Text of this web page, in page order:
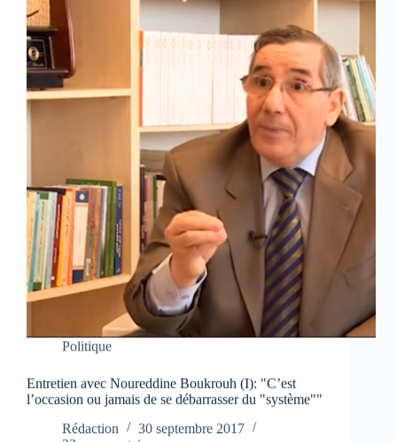
Politique
Entretien avec Noureddine Boukrouh (I): "C’est
l’occasion ou jamais de se débarrasser du "système""
Rédaction
30 septembre 2017